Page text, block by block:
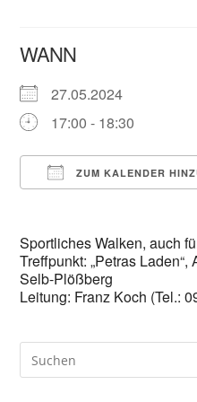
WANN
27.05.2024
17:00 - 18:30
ZUM KALENDER
Sportliches Walken, auch
Treffpunkt: „Petras
Selb-Plößberg
Leitung: Franz Koch (Tel.: